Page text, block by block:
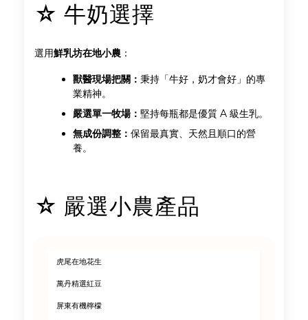
☆ 牛奶選擇
選用鮮乳坊在地小農 ：
獸醫現場把關： 秉持「牛好，奶才會好」的專
業精神。
嚴選單一牧場： 堅持每瓶都是優質 A 級生乳。
無成份調整： 保留最真實、天然且順口的營
養。
☆ 嚴選小農產品
虎尾在地花生
萬丹精選紅豆
屏東有機檸檬